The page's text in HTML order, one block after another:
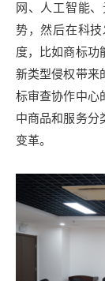
网、人工智能
势，然后在科
度，比如商标功
新类型侵权带来
标审查协作中心
中商品和服务分
变革。